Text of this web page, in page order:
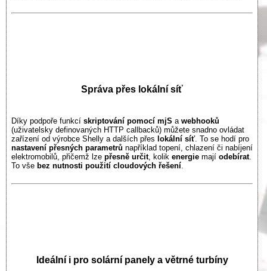
Správa přes lokální síť
Díky podpoře funkcí skriptování pomocí mjS a webhooků
(uživatelsky definovaných HTTP callbacků) můžete snadno ovládat
zařízení od výrobce Shelly a dalších přes lokální síť. To se hodí pro
nastavení přesných parametrů například topení, chlazení či nabíjení
elektromobilů, přičemž lze přesně určit, kolik energie mají odebírat.
To vše bez nutnosti použití cloudových řešení.
Ideální i pro solární panely a větrné turbíny